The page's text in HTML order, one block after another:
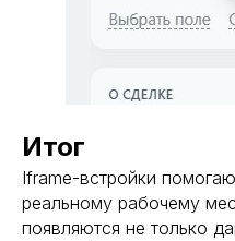
Итог
Iframe-встройки
реальному рабочему
появляются не только